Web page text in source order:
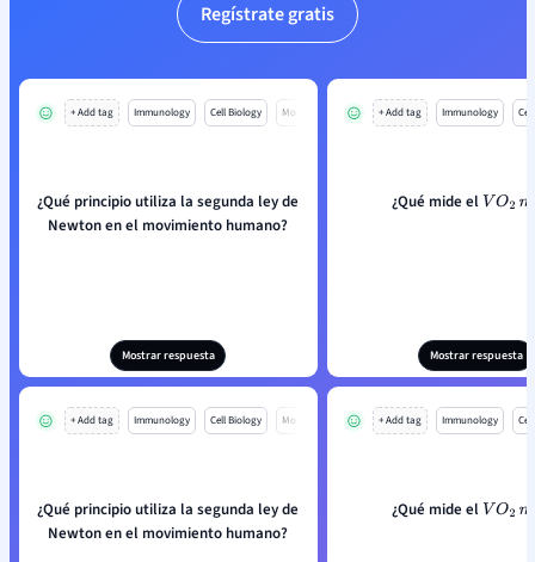
Regístrate gratis
+ Add tag Immunology Cell Biology Mo
¿Qué principio utiliza la segunda ley de
Newton en el movimiento humano?
Mostrar respuesta
+ Add tag Immunology
¿Qué mide el VO2ma
Mostrar respuesta
+ Add tag Immunology Cell Biology Mo
¿Qué principio utiliza la segunda ley de
Newton en el movimiento humano?
+ Add tag Immunology
¿Qué mide el VO2ma